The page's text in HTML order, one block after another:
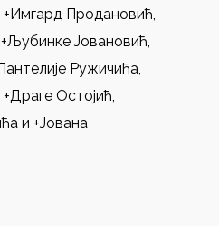
+Имгард Продановић,
Јовановић,
Ружичића,
+Драге Остојић,
и +Јована